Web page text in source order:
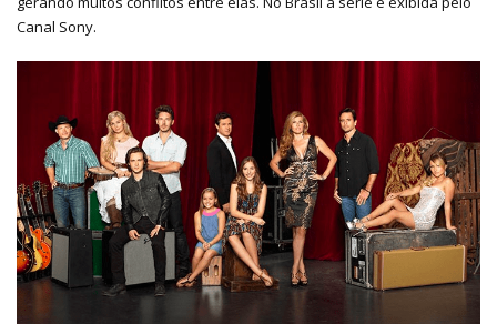
Canal Sony.